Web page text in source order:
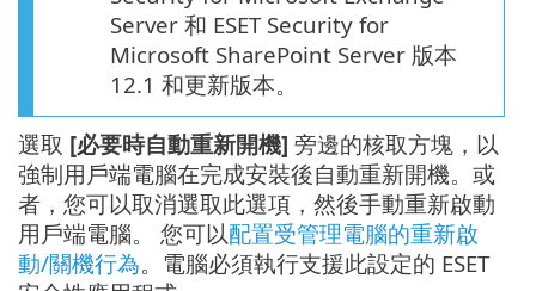
Server 和 ESET Security for
Microsoft SharePoint Server 版本
12.1 和更新版本。
選取 [必要時自動重新開機] 旁邊的核取方塊，以
強制用戶端電腦在完成安裝後自動重新開機。或
者，您可以取消選取此選項，然後手動重新啟動
用戶端電腦。 您可以配置受管理電腦的重新啟
動/關機行為。電腦必須執行支援此設定的 ESET